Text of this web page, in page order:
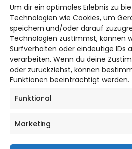
Um dir ein optimales Erlebnis zu
Technologien wie Cookies, um
speichern und/oder darauf
Technologien zustimmst, können
Surfverhalten oder eindeutige IDs
verarbeiten. Wenn du deine
oder zurückziehst, können
Funktionen beeinträchtigt werden.
Funktional
Marketing
Bruchtorwall 12
38100 Braunschweig
Telefon: 0531 387220 – 65
DAS STADTMAGAZIN
BRAUNSCHWEIG
Impressum
Cookie Richtlinie